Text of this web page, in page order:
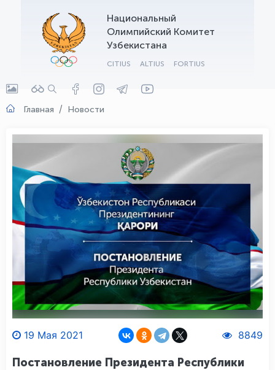
Национальный
Олимпийский Комитет
Узбекистана
CITIUS ALTIUS FORTIUS
Главная Новости
19 Мая 2021 8849
Постановление Президента Республики
OLYMPCHIK AI - yordamchi
Онлайн · olympic.uz